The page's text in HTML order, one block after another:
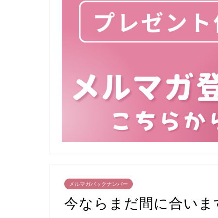
メルマガバックナンバー
今ならまだ間に合いま